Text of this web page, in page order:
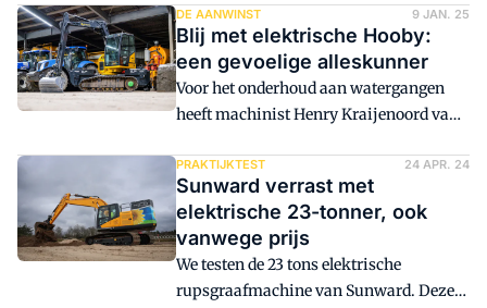
ontvangst genomen. De
rupsgraafmachine is onder andere
voorzien van een verlengde giek en heeft
nu een graafbereik van circa 10 meter.
DE AANWINST 9 JAN. 25
Blij met elektrische Hooby:
een gevoelige alleskunner
Voor het onderhoud aan watergangen
heeft machinist Henry Kraijenoord van
Benschop intussen zo'n 500 uur met de
Hooby LC100 E-Tronic gedraaid. Wat
hem opvalt? "Het is een gevoelige
machine, waardoor ik er heel precies
mee kan werken. En hij is lekker stil. In
tegenstelling tot een machine met
PRAKTIJKTEST 24 APR. 24
Sunward verrast met
elektrische 23-tonner, ook
vanwege prijs
We testen de 23 tons elektrische
rupsgraafmachine van Sunward. Deze